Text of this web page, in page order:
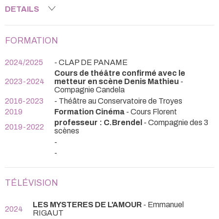
DETAILS
FORMATION
2024/2025 - CLAP DE PANAME
2023-2024
Cours de théâtre confirmé avec le
metteur en scène Denis Mathieu -
Compagnie Candela
2016-2023
- Théâtre au Conservatoire de Troyes
2019
Formation Cinéma - Cours Florent
2019-2022
professeur : C.Brendel - Compagnie des 3
scènes
-
-
TÉLÉVISION
2024 LES MYSTERES DE L'AMOUR - Emmanuel
RIGAUT